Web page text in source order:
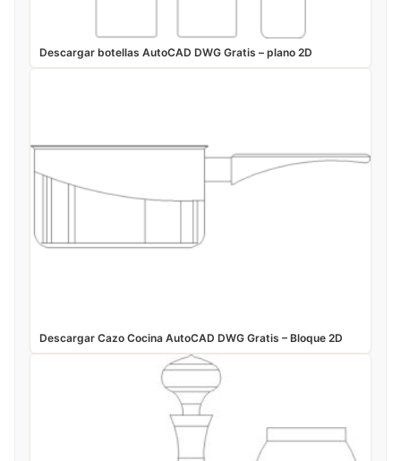
Descargar botellas AutoCAD DWG Gratis – plano 2D
Descargar Cazo Cocina AutoCAD DWG Gratis – Bloque 2D